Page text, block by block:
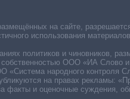
на сайте,
использования материалов.
политиков и чиновников,
ООО «ИА Слово
«Система народного контроля
на правах рекламы:
факты и оценочные суждения,